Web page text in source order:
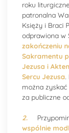
roku
patronalna
Księży i Braci
odprawiona w
zakończeniu
Sakramentu
Jezusa i
Sercu Jezusa.
można zyskać
za publiczne
2.
wspólnie